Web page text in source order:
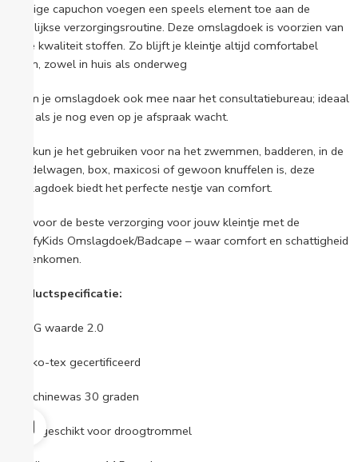
handige capuchon voegen een speels element toe aan de
dagelijkse verzorgingsroutine. Deze omslagdoek is voorzien van
hoge kwaliteit stoffen. Zo blijft je kleintje altijd comfortabel
warm, zowel in huis als onderweg
Neem je omslagdoek ook mee naar het consultatiebureau; ideaal
voor als je nog even op je afspraak wacht.
Ook kun je het gebruiken voor na het zwemmen, badderen, in de
wandelwagen, box, maxicosi of gewoon knuffelen is, deze
omslagdoek biedt het perfecte nestje van comfort.
Kies voor de beste verzorging voor jouw kleintje met de
ComfyKids Omslagdoek/Badcape – waar comfort en schattigheid
samenkomen.
Productspecificatie:
• TOG waarde 2.0
• Oeko-tex gecertificeerd
• Machinewas 30 graden
• Niet geschikt voor droogtrommel